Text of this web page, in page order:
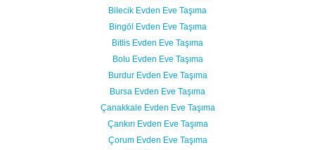
Bilecik Evden Eve Taşıma
Bingöl Evden Eve Taşıma
Bitlis Evden Eve Taşıma
Bolu Evden Eve Taşıma
Burdur Evden Eve Taşıma
Bursa Evden Eve Taşıma
Çanakkale Evden Eve Taşıma
Çankırı Evden Eve Taşıma
Çorum Evden Eve Taşıma